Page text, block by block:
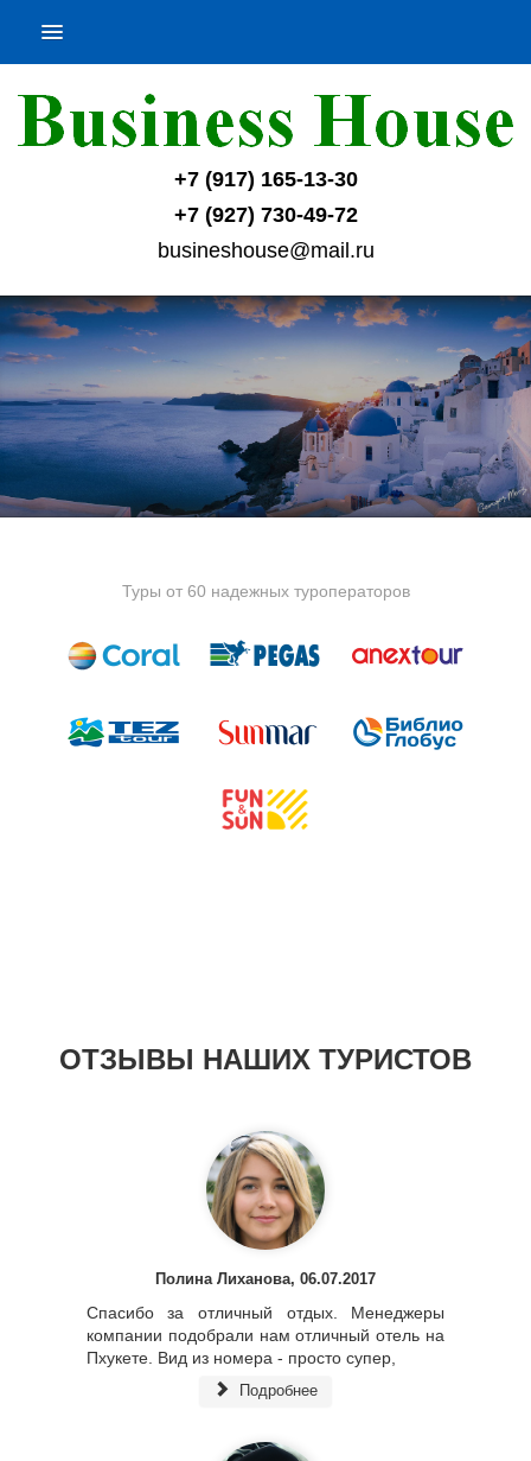
+7 (917) 165-13-30
+7 (927) 730-49-72
busineshouse@mail.ru
Туры от 60 надежных туроператоров
ОТЗЫВЫ НАШИХ ТУРИСТОВ
Полина Лиханова, 06.07.2017
Спасибо за отличный отдых. Менеджеры
компании подобрали нам отличный отель на
Пхукете. Вид из номера - просто супер,
Подробнее